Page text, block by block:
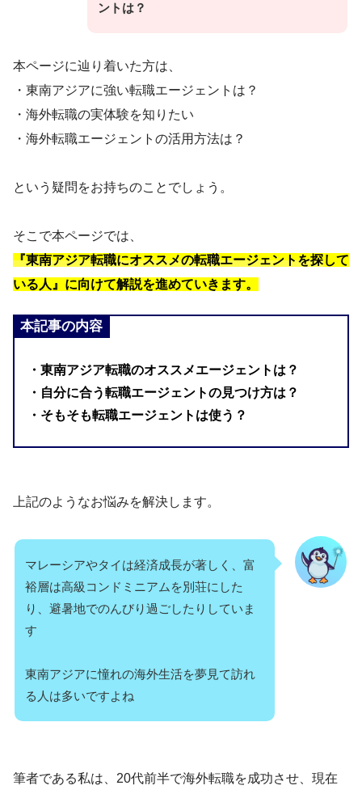
ントは？
本ページに辿り着いた方は、
・東南アジアに強い転職エージェントは？
・海外転職の実体験を知りたい
・海外転職エージェントの活用方法は？
という疑問をお持ちのことでしょう。
そこで本ページでは、
『東南アジア転職にオススメの転職エージェントを探して
いる人』に向けて解説を進めていきます。
本記事の内容
・東南アジア転職のオススメエージェントは？
・自分に合う転職エージェントの見つけ方は？
・そもそも転職エージェントは使う？
上記のようなお悩みを解決します。
マレーシアやタイは経済成長が著しく、富
裕層は高級コンドミニアムを別荘にした
り、避暑地でのんびり過ごしたりしていま
す
東南アジアに憧れの海外生活を夢見て訪れ
る人は多いですよね
筆者である私は、20代前半で海外転職を成功させ、現在